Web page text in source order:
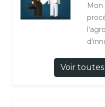
Mon
Voir